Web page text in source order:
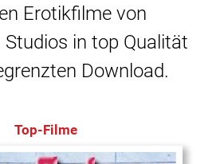
Erotikfilme von
Studios in top Qualität
Download.
Top-Filme